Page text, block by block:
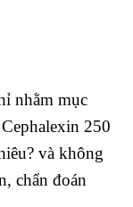
nhằm mục
250
và không
chẩn đoán